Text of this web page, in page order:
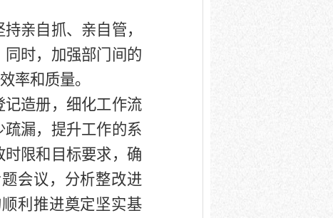
亲自抓、亲自管，
时，加强部门间的
率和质量。
造册，细化工作流
漏，提升工作的系
限和目标要求，确
会议，分析整改进
利推进奠定坚实基